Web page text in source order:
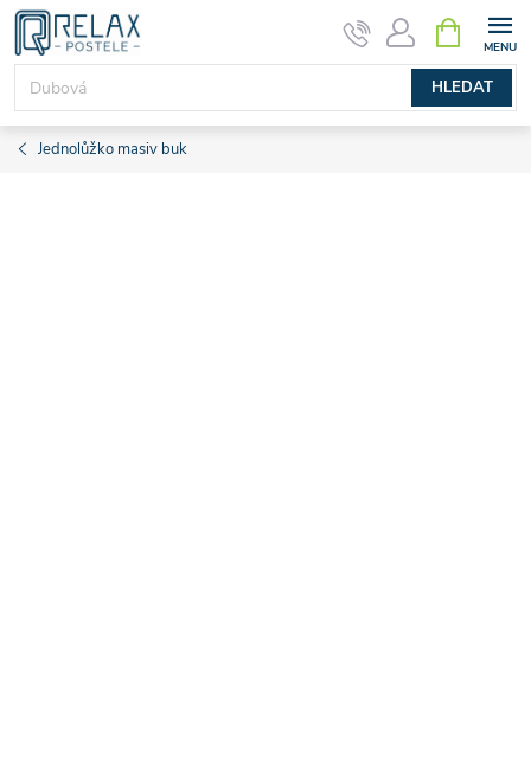
Přejít
obsah
HLEDAT
NÁKUPNÍ
KOŠÍK
Jednolůžko masiv buk